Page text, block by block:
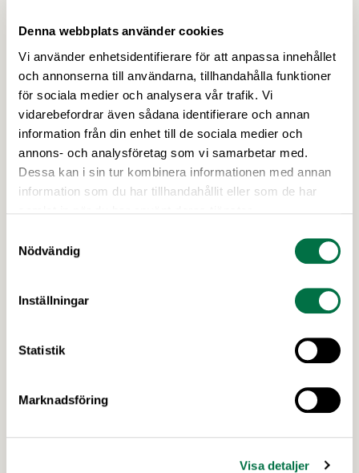
Denna webbplats använder cookies
Vi använder enhetsidentifierare för att anpassa innehållet
och annonserna till användarna, tillhandahålla funktioner
för sociala medier och analysera vår trafik. Vi
vidarebefordrar även sådana identifierare och annan
information från din enhet till de sociala medier och
annons- och analysföretag som vi samarbetar med.
Dessa kan i sin tur kombinera informationen med annan
information som du har tillhandahållit eller som de har
Nödvändig
Inställningar
Statistik
Marknadsföring
Visa detaljer
Anna Romare ny förhandlingschef på
Livsmedelsföretagen –
Livsmedelsföretagen
19 MARS 2026
som ny förhandlingschef. Anna kommer närmast
från Industriarbetsgivarna och börjar sin nya tjänst
i juni. Anna Romare har en gedigen erfarenhet
inom förhandling och arbetsrätt.
Senaste nytt